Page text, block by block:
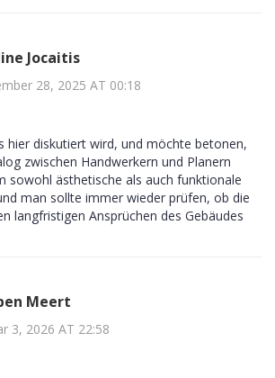
Jocaitis
28, 2025 AT 00:18
hier diskutiert wird, und möchte betonen,
zwischen Handwerkern und Planern
sowohl ästhetische als auch funktionale
man sollte immer wieder prüfen, ob die
langfristigen Ansprüchen des Gebäudes
Meert
3, 2026 AT 22:58